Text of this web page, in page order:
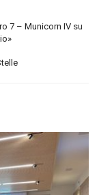
7 – Municorn IV su